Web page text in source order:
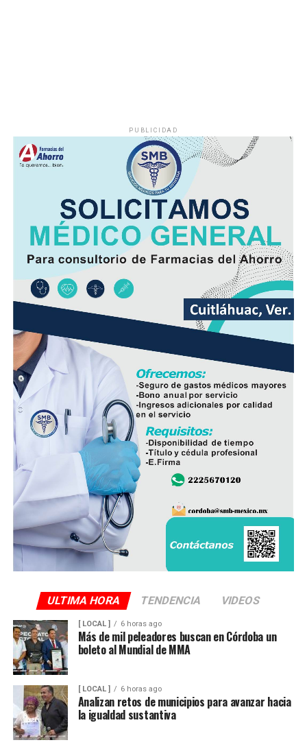
PUBLICIDAD
ULTIMA HORA TENDENCIA VIDEOS
[ LOCAL ] 6 horas ago
Más de mil peleadores buscan en Córdoba un
boleto al Mundial de MMA
[ LOCAL ] 6 horas ago
Analizan retos de municipios para avanzar hacia
la igualdad sustantiva